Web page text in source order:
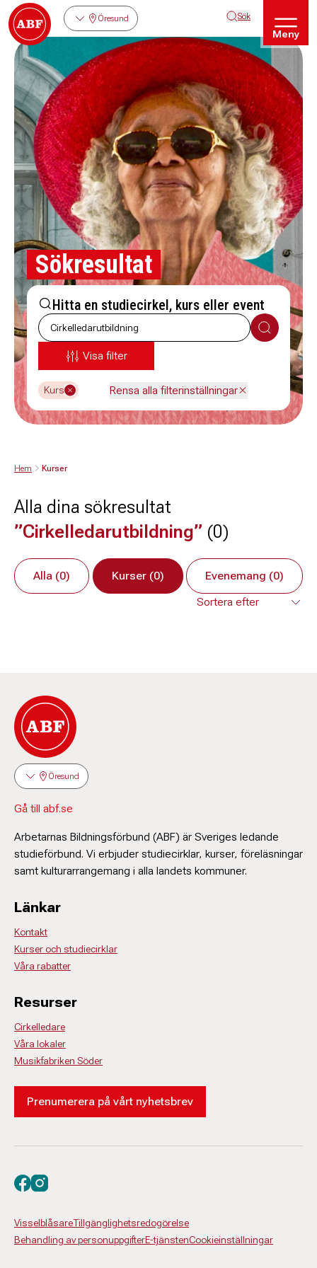
Öresund Sök
Meny
Sökresultat
Hitta en studiecirkel, kurs eller event
Sök
Visa filter
Kurs Rensa alla filterinställningar
Hem Kurser
Alla dina sökresultat
”Cirkelledarutbildning” (0)
Alla (0) Kurser (0) Evenemang (0)
Öresund
Gå till abf.se
Arbetarnas Bildningsförbund (ABF) är Sveriges ledande
studieförbund. Vi erbjuder studiecirklar, kurser, föreläsningar
samt kulturarrangemang i alla landets kommuner.
Länkar
Kontakt
Kurser och studiecirklar
Våra rabatter
Resurser
Cirkelledare
Våra lokaler
Musikfabriken Söder
Prenumerera på vårt nyhetsbrev
VisselblåsareTillgänglighetsredogörelse
Behandling av personuppgifterE-tjänstenCookieinställningar
Besök oss på facebook
Besök oss på instagram